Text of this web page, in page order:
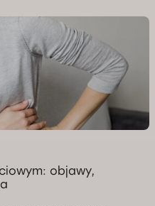
objawy,